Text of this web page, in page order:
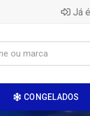
Já
CONGELADOS